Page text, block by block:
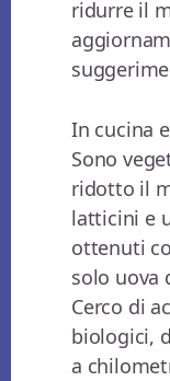
ridurre il
In cucina
Sono
ridotto il
latticini e
ottenuti
solo uova
Cerco di
biologici,
a